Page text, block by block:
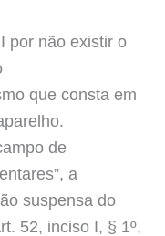
por não existir o
que consta em
de
a
suspensa do
52, inciso I, § 1º,